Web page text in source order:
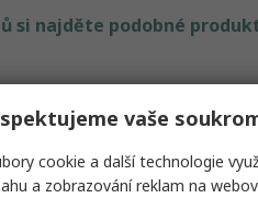
si najděte podobné
vaše
cookie a další technologie
a zobrazování reklam na